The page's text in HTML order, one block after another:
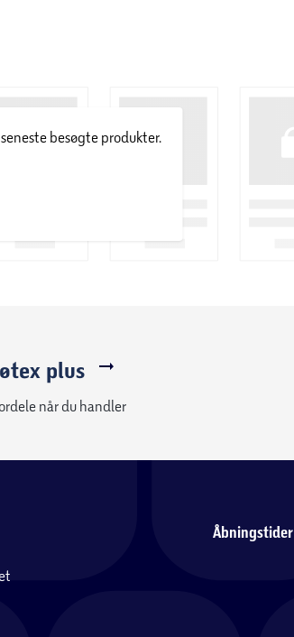
besøgte produkter.
plus
når du handler
Åbningstider